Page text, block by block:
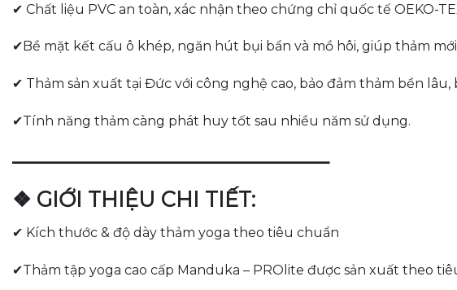
✔ Chất liệu PVC an toàn, xác nhận theo chứng chỉ quốc tế OEKO-
✔Bề mặt kết cấu ô khép, ngăn hút bụi bẩn và mồ hôi, giúp thảm
✔ Thảm sản xuất tại Đức với công nghệ cao, bảo đảm thảm bền
✔Tính năng thảm càng phát huy tốt sau nhiều năm sử dụng.
———————————————
❖ GIỚI THIỆU CHI TIẾT:
✔ Kích thước & độ dày thảm yoga theo tiêu chuẩn
✔Thảm tập yoga cao cấp Manduka – PROlite được sản xuất theo